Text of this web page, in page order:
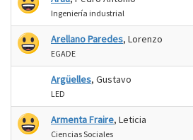
Ingeniería industrial
Arellano Paredes, Lorenzo
EGADE
Argüelles, Gustavo
LED
Armenta Fraire, Leticia
Ciencias Sociales